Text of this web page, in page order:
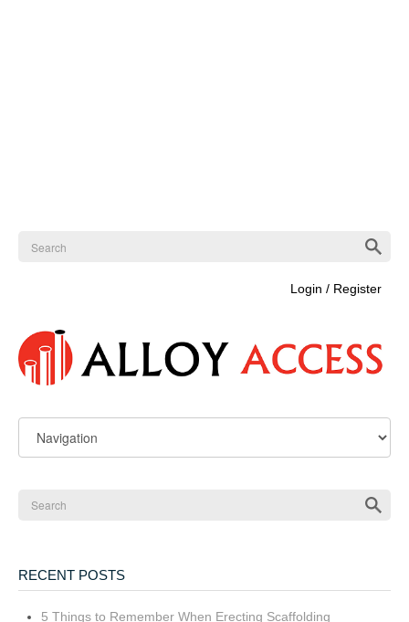
Login / Register
RECENT POSTS
5 Things to Remember When Erecting Scaffolding